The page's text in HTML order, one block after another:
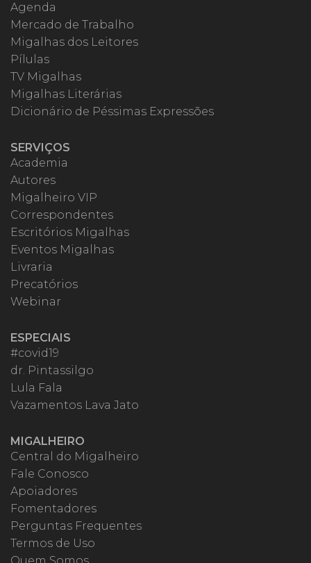
Agenda
Mercado de Trabalho
Migalhas dos Leitores
Pílulas
TV Migalhas
Migalhas Literárias
Dicionário de Péssimas Expressões
SERVIÇOS
Academia
Autores
Migalheiro VIP
Correspondentes
Escritórios Migalhas
Eventos Migalhas
Livraria
Precatórios
Webinar
ESPECIAIS
#covid19
dr. Pintassilgo
Lula Fala
Vazamentos Lava Jato
MIGALHEIRO
Central do Migalheiro
Fale Conosco
Apoiadores
Fomentadores
Perguntas Frequentes
Termos de Uso